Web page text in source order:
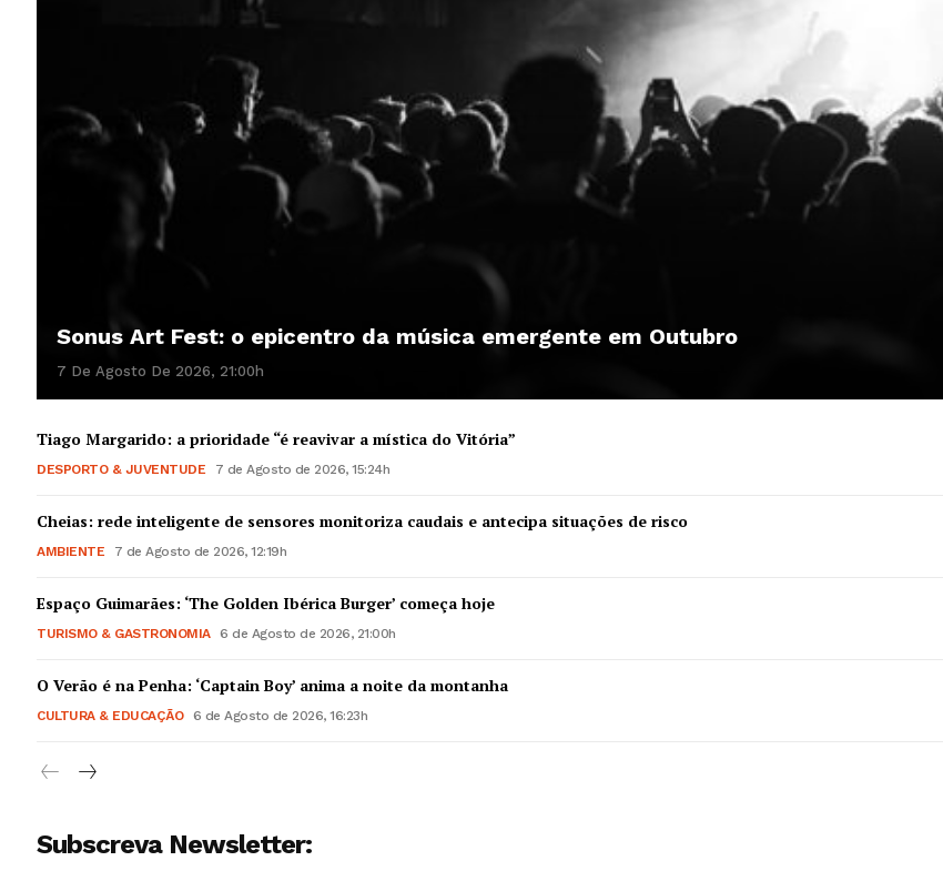
Guimarães, agora!
Sonus Art Fest: o epicentro da música emergente em Outubro
7 De Agosto De 2026, 21:00h
Tiago Margarido: a prioridade “é reavivar a mística do Vitória”
DESPORTO & JUVENTUDE 7 de Agosto de 2026, 15:24h
Cheias: rede inteligente de sensores monitoriza caudais e antecipa situações de risco
AMBIENTE 7 de Agosto de 2026, 12:19h
Espaço Guimarães: ‘The Golden Ibérica Burger’ começa hoje
TURISMO & GASTRONOMIA 6 de Agosto de 2026, 21:00h
O Verão é na Penha: ‘Captain Boy’ anima a noite da montanha
CULTURA & EDUCAÇÃO 6 de Agosto de 2026, 16:23h
Subscreva Newsletter: